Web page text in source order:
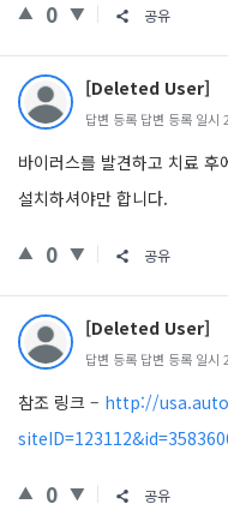
0 공유
[Deleted User]
답변 등록 답변 등록 일
바이러스를 발견하고 치료
설치하셔야만 합니다.
0 공유
[Deleted User]
답변 등록 답변 등록 일
참조 링크 – http://
0 공유